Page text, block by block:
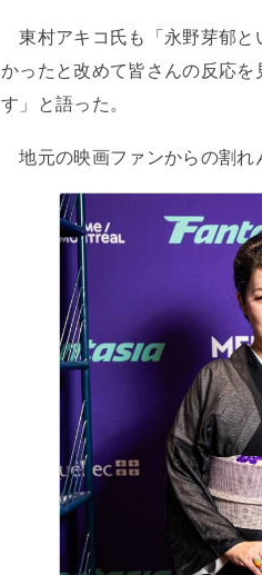
東村アキコ氏も「永野芽郁と
かったと改めて皆さんの反応
す」と語った。
地元の映画ファンからの割れ